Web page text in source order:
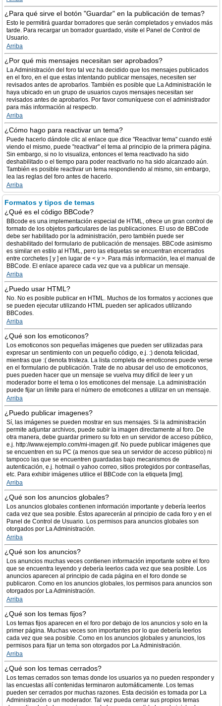
¿Para qué sirve el botón "Guardar" en la publicación de temas?
Esto le permitirá guardar borradores que serán completados y enviados más
tarde. Para recargar un borrador guardado, visite el Panel de Control de
Usuario.
Arriba
¿Por qué mis mensajes necesitan ser aprobados?
La Administración del foro tal vez ha decidido que los mensajes publicados
en el foro, en el que estas intentando publicar mensajes, necesiten ser
revisados antes de aprobarlos. También es posible que La Administración le
haya ubicado en un grupo de usuarios cuyos mensajes necesitan ser
revisados antes de aprobarlos. Por favor comuníquese con el administrador
para más información al respecto.
Arriba
¿Cómo hago para reactivar un tema?
Puede hacerlo dándole clic al enlace que dice "Reactivar tema" cuando esté
viendo el mismo, puede "reactivar" el tema al principio de la primera página.
Sin embargo, si no lo visualiza, entonces el tema reactivado ha sido
deshabilitado o el tiempo para poder reactivarlo no ha sido alcanzado aún.
También es posible reactivar un tema respondiendo al mismo, sin embargo,
lea las reglas del foro antes de hacerlo.
Arriba
Formatos y tipos de temas
¿Qué es el código BBCode?
BBcode es una implementación especial de HTML, ofrece un gran control de
formato de los objetos particulares de las publicaciones. El uso de BBCode
debe ser habilitado por la administración, pero también puede ser
deshabilitado del formulario de publicación de mensajes. BBCode asimismo
es similar en estilo al HTML, pero las etiquetas se encuentran encerrados
entre corchetes [ y ] en lugar de < y >. Para más información, lea el manual de
BBCode. El enlace aparece cada vez que va a publicar un mensaje.
Arriba
¿Puedo usar HTML?
No. No es posible publicar en HTML. Muchos de los formatos y acciones que
se pueden ejecutar utilizando HTML pueden ser aplicados utilizando
BBCodes.
Arriba
¿Qué son los emoticonos?
Los emoticonos son pequeñas imágenes que pueden ser utilizadas para
expresar un sentimiento con un pequeño código, e.j. :) denota felicidad,
mientras que :( denota tristeza. La lista completa de emoticones puede verse
en el formulario de publicación. Trate de no abusar del uso de emoticonos,
pues pueden hacer que un mensaje se vuelva muy difícil de leer y un
moderador borre el tema o los emoticones del mensaje. La administración
puede fijar un límite para el número de emoticones a utilizar en un mensaje.
Arriba
¿Puedo publicar imagenes?
Sí, las imágenes se pueden mostrar en sus mensajes. Si la administración
permite adjuntar archivos, puede subir la imagen directamente al foro. De
otra manera, debe guardar primero su foto en un servidor de acceso público,
e.j. http://www.ejemplo.com/mi-imagen.gif. No puede publicar imágenes que
se encuentren en su PC (a menos que sea un servidor de acceso público) ni
tampoco las que se encuentren guardadas bajo mecanismos de
autenticación, e.j. hotmail o yahoo correo, sitios protegidos por contraseñas,
etc. Para exhibir imágenes utilice el BBCode con la etiqueta [img].
Arriba
¿Qué son los anuncios globales?
Los anuncios globales contienen información importante y debería leerlos
cada vez que sea posible. Éstos aparecerán al principio de cada foro y en el
Panel de Control de Usuario. Los permisos para anuncios globales son
otorgados por La Administración.
Arriba
¿Qué son los anuncios?
Los anuncios muchas veces contienen información importante sobre el foro
que se encuentra leyendo y debería leerlos cada vez que sea posible. Los
anuncios aparecen al principio de cada página en el foro donde se
publicaron. Como en los anuncios globales, los permisos para anuncios son
otorgados por La Administración.
Arriba
¿Qué son los temas fijos?
Los temas fijos aparecen en el foro por debajo de los anuncios y solo en la
primer página. Muchas veces son importantes por lo que debería leerlos
cada vez que sea posible. Como en los anuncios globales y anuncios, los
permisos para fijar un tema son otorgados por La Administración.
Arriba
¿Qué son los temas cerrados?
Los temas cerrados son temas donde los usuarios ya no pueden responder y
las encuestas allí contenidas terminaron automáticamente. Los temas
pueden ser cerrados por muchas razones. Esta decisión es tomada por La
Administración o un moderador. Tal vez pueda cerrar sus propios temas